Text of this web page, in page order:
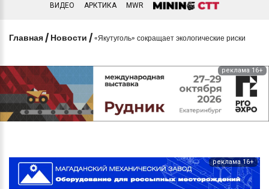
ВИДЕО АРКТИКА MWR
Главная / Новости /«Якутуголь» сокращает экологические риски
реклама 16+
реклама 16+